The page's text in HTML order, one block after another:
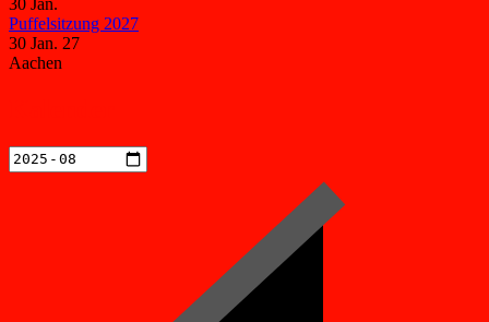
Puffelsitzung 2027
30 Jan. 27
Aachen